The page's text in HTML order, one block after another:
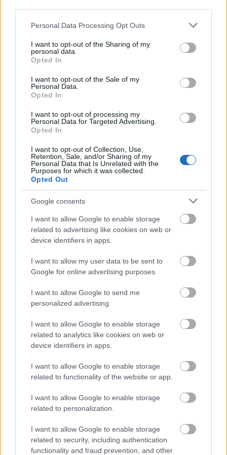
Please note that this website/app uses one or more Google
not limited to your visit or usage behaviour. You may click to
grant or deny consent to Google and its third-party tags to
use your data for below specified purposes in below Google
consent section.
Personal Data Processing Opt Outs
I want to opt-out of the Sharing of my
personal data.
Opted In
I want to opt-out of the Sale of my
Personal Data.
Opted In
I want to opt-out of processing my
Personal Data for Targeted Advertising.
Opted In
I want to opt-out of Collection, Use,
Retention, Sale, and/or Sharing of my
Personal Data that Is Unrelated with the
Purposes for which it was collected.
Opted Out
Google consents
I want to allow Google to enable storage
related to advertising like cookies on web or
device identifiers in apps.
I want to allow my user data to be sent to
Google for online advertising purposes.
I want to allow Google to send me
personalized advertising.
I want to allow Google to enable storage
related to analytics like cookies on web or
device identifiers in apps.
I want to allow Google to enable storage
related to functionality of the website or app.
I want to allow Google to enable storage
related to personalization.
I want to allow Google to enable storage
related to security, including authentication
functionality and fraud prevention, and other
valamennyi járműre kiterjedő kiemelt belső
nagytakarítást. Hetenként egyszer ez
kiegészül az ablakpárkányok, kapaszkodók
letörlésével. Autóbuszainkon évente több
alkalommal végeztetünk teljes körű
nagytakarítást. A legapróbb részletekig
elvégezzük a belső vegyszeres takarítást,
belső fertőtlenítést, grafiti eltávolítást. A
szövettel borított ülések takarítása a
korábbi bőrülésekhez képest nehézséget
jelent. Az ülések tisztítását a ciklusos
karbantartási rendszer keretében végezzük.
A nagyon elhasználódott, illetve
bepiszkolódott üléseket rendszeresen
cseréljük. Lehetőségeinkhez képest
igyekszünk a járműveket tisztán forgalomba
állítani.
Amennyiben a jármű szennyezettsége
olyan, hogy az utasok szállítása nem
értesül, vagy ezt tapasztalja - akkor az
autóbusz telephelyre való beállítására
Ezúton tisztelettel kérjük, hogy amennyiben
a jövőben hasonló esetet tapasztal a
vizsgálat és a szükséges intézkedés
végrehajtása érdekében konkrét adatok
(forgalmi rendszám) megadásával segítse